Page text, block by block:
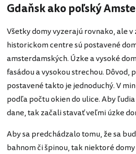
Gdaňsk ako poľský
Všetky domy vyzerajú rovnako, ale v
historickom centre sú postavené
amsterdamských. Úzke a vysoké
fasádou a vysokou strechou. Dôvod,
postavené takto je jednoduchý. V
podľa počtu okien do ulice. Aby
dane, tak začali stavať veľmi úzke
Aby sa predchádzalo tomu, že sa
bahnom či špinou, tak niektoré